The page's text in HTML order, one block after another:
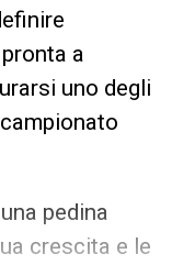
a
uno degli
pedina
crescita e le